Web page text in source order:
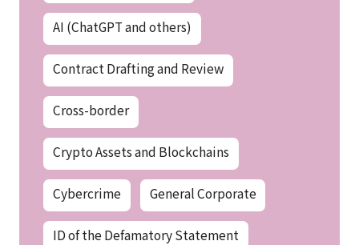
AI (ChatGPT and others)
Contract Drafting and Review
Cross-border
Crypto Assets and Blockchains
Cybercrime General Corporate
ID of the Defamatory Statement